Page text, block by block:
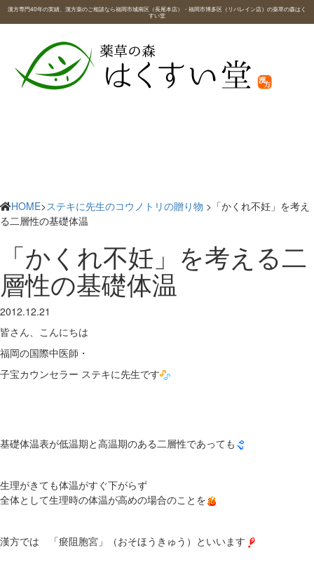
漢方専門40年の実績、漢方薬のご相談なら福岡市城南区（長尾本店）・福岡市博多区（リバレイン店）の薬草の森はく
すい堂
HOME>ステキに先生のコウノトリの贈り物 >「かくれ不妊」を考え
る二層性の基礎体温
「かくれ不妊」を考える二
層性の基礎体温
2012.12.21
皆さん、こんにちは
福岡の国際中医師・
子宝カウンセラー ステキに先生です
基礎体温表が低温期と高温期のある二層性であっても
生理がきても体温がすぐ下がらず
全体として生理時の体温が高めの場合のことを
漢方では 「瘀阻胞宮」（おそほうきゅう）といいます